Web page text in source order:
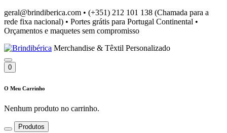
geral@brindiberica.com • (+351) 212 101 138 (Chamada para a
rede fixa nacional) • Portes grátis para Portugal Continental •
Orçamentos e maquetes sem compromisso
Merchandise & Têxtil Personalizado
0
O Meu Carrinho
Nenhum produto no carrinho.
Produtos